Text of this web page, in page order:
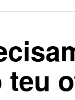
teu